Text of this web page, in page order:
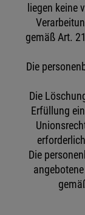
liegen keine
gemäß Art.
Die
Die
Erfüllung
Die